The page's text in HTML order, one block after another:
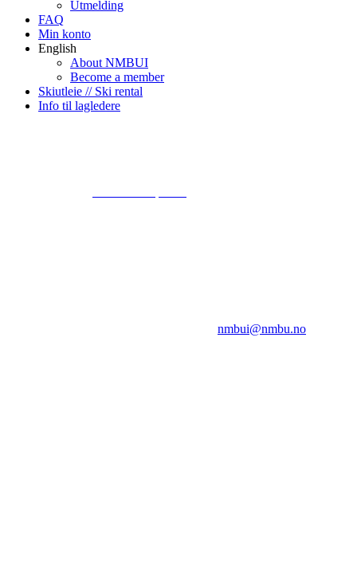
Utmelding
FAQ
Min konto
English
About NMBUI
Become a member
Skiutleie // Ski rental
Info til lagledere
nmbui@nmbu.no